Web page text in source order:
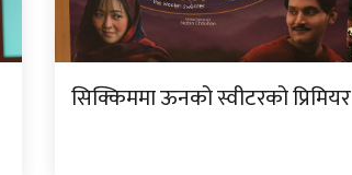
सिक्किममा ऊनको स्वीटरको प्रिमियर